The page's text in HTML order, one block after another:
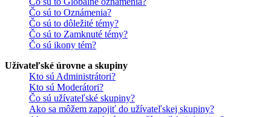
Čo sú to Oznámenia?
Čo sú to dôležité témy?
Čo sú to Zamknuté témy?
Čo sú ikony tém?
Užívateľské úrovne a skupiny
Kto sú Administrátori?
Kto sú Moderátori?
Čo sú užívateľské skupiny?
Ako sa môžem zapojiť do užívateľskej skupiny?